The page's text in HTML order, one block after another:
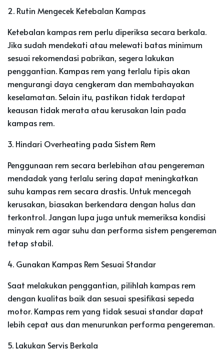
2. Rutin Mengecek Ketebalan Kampas
Ketebalan kampas rem perlu diperiksa secara berkala.
Jika sudah mendekati atau melewati batas minimum
sesuai rekomendasi pabrikan, segera lakukan
penggantian. Kampas rem yang terlalu tipis akan
mengurangi daya cengkeram dan membahayakan
keselamatan. Selain itu, pastikan tidak terdapat
keausan tidak merata atau kerusakan lain pada
kampas rem.
3. Hindari Overheating pada Sistem Rem
Penggunaan rem secara berlebihan atau pengereman
mendadak yang terlalu sering dapat meningkatkan
suhu kampas rem secara drastis. Untuk mencegah
kerusakan, biasakan berkendara dengan halus dan
terkontrol. Jangan lupa juga untuk memeriksa kondisi
minyak rem agar suhu dan performa sistem pengereman
tetap stabil.
4. Gunakan Kampas Rem Sesuai Standar
Saat melakukan penggantian, pilihlah kampas rem
dengan kualitas baik dan sesuai spesifikasi sepeda
motor. Kampas rem yang tidak sesuai standar dapat
lebih cepat aus dan menurunkan performa pengereman.
5. Lakukan Servis Berkala